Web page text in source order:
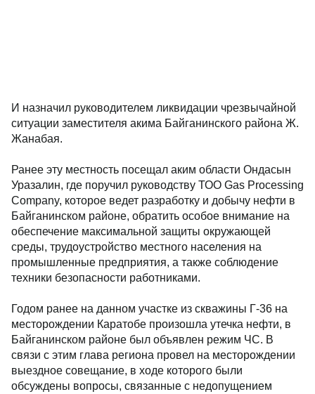
И назначил руководителем ликвидации чрезвычайной
ситуации заместителя акима Байганинского района Ж.
Жанабая.
Ранее эту местность посещал аким области Ондасын
Уразалин, где поручил руководству ТОО Gas Processing
Company, которое ведет разработку и добычу нефти в
Байганинском районе, обратить особое внимание на
обеспечение максимальной защиты окружающей
среды, трудоустройство местного населения на
промышленные предприятия, а также соблюдение
техники безопасности работниками.
Годом ранее на данном участке из скважины Г-36 на
месторождении Каратобе произошла утечка нефти, в
Байганинском районе был объявлен режим ЧС. В
связи с этим глава региона провел на месторождении
выездное совещание, в ходе которого были
обсуждены вопросы, связанные с недопущением